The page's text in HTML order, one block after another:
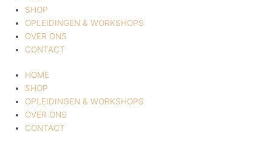
SHOP
OPLEIDINGEN & WORKSHOPS
OVER ONS
CONTACT
HOME
SHOP
OPLEIDINGEN & WORKSHOPS
OVER ONS
CONTACT